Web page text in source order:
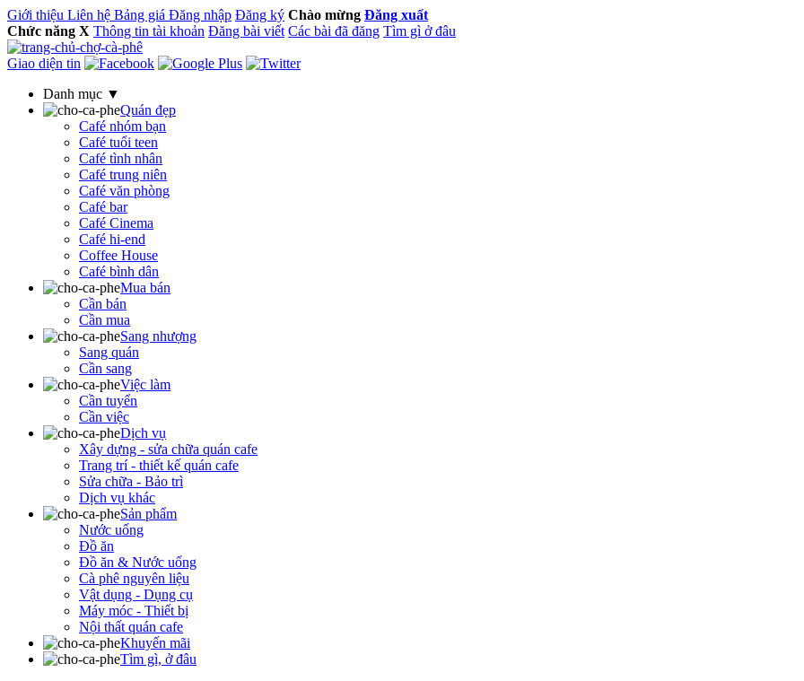
Giới thiệu Liên hệ Bảng giá Đăng nhập Đăng ký Chào mừng Đăng xuất
Chức năng X Thông tin tài khoản Đăng bài viết Các bài đã đăng Tìm gì ở đâu
Giao diện tin
Danh mục ▼
Quán đẹp
Café nhóm bạn
Café tuổi teen
Café tình nhân
Café trung niên
Café văn phòng
Café bar
Café Cinema
Café hi-end
Coffee House
Café bình dân
Mua bán
Cần bán
Cần mua
Sang nhượng
Sang quán
Cần sang
Việc làm
Cần tuyển
Cần việc
Dịch vụ
Xây dựng - sửa chữa quán cafe
Trang trí - thiết kế quán cafe
Sửa chữa - Bảo trì
Dịch vụ khác
Sản phẩm
Nước uống
Đồ ăn
Đồ ăn & Nước uống
Cà phê nguyên liệu
Vật dụng - Dụng cụ
Máy móc - Thiết bị
Nội thất quán cafe
Khuyến mãi
Tìm gì, ở đâu